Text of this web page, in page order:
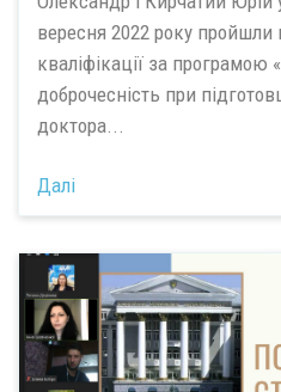
вересня 2022 року
кваліфікації за програмою
доброчесність при
доктора...
Далі